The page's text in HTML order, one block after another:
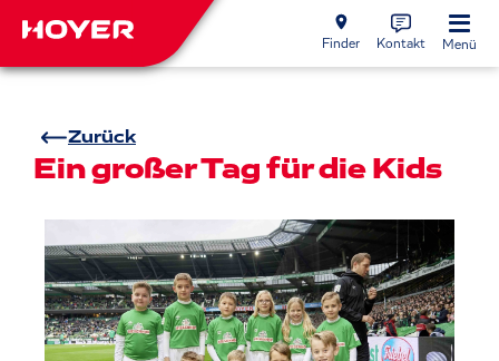
Finder Kontakt Menü
Zurück
Ein großer Tag für die Kids